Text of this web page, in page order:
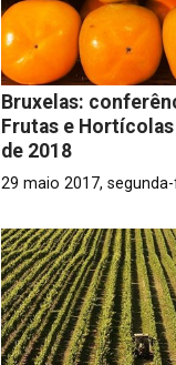
Bruxelas:
Frutas e
de 2018
29 maio 2017,